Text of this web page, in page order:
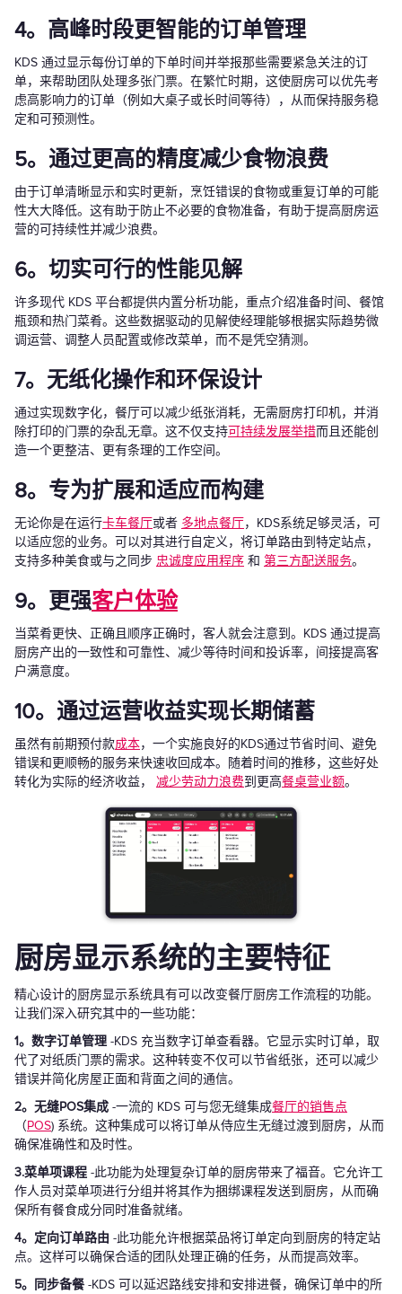
4。高峰时段更智能的订单管理
KDS 通过显示每份订单的下单时间并举报那些需要紧急关注的订
单，来帮助团队处理多张门票。在繁忙时期，这使厨房可以优先考
虑高影响力的订单（例如大桌子或长时间等待），从而保持服务稳
定和可预测性。
5。通过更高的精度减少食物浪费
由于订单清晰显示和实时更新，烹饪错误的食物或重复订单的可能
性大大降低。这有助于防止不必要的食物准备，有助于提高厨房运
营的可持续性并减少浪费。
6。切实可行的性能见解
许多现代 KDS 平台都提供内置分析功能，重点介绍准备时间、餐馆
瓶颈和热门菜肴。这些数据驱动的见解使经理能够根据实际趋势微
调运营、调整人员配置或修改菜单，而不是凭空猜测。
7。无纸化操作和环保设计
通过实现数字化，餐厅可以减少纸张消耗，无需厨房打印机，并消
除打印的门票的杂乱无章。这不仅支持可持续发展举措而且还能创
造一个更整洁、更有条理的工作空间。
8。专为扩展和适应而构建
无论你是在运行卡车餐厅或者 多地点餐厅，KDS系统足够灵活，可
以适应您的业务。可以对其进行自定义，将订单路由到特定站点，
支持多种美食或与之同步 忠诚度应用程序 和 第三方配送服务。
9。更强客户体验
当菜肴更快、正确且顺序正确时，客人就会注意到。KDS 通过提高
厨房产出的一致性和可靠性、减少等待时间和投诉率，间接提高客
户满意度。
10。通过运营收益实现长期储蓄
虽然有前期预付款成本，一个实施良好的KDS通过节省时间、避免
错误和更顺畅的服务来快速收回成本。随着时间的推移，这些好处
转化为实际的经济收益， 减少劳动力浪费到更高餐桌营业额。
厨房显示系统的主要特征
精心设计的厨房显示系统具有可以改变餐厅厨房工作流程的功能。
让我们深入研究其中的一些功能：
1。数字订单管理 -KDS 充当数字订单查看器。它显示实时订单，取
代了对纸质门票的需求。这种转变不仅可以节省纸张，还可以减少
错误并简化房屋正面和背面之间的通信。
2。无缝POS集成 -一流的 KDS 可与您无缝集成餐厅的销售点
（POS) 系统。这种集成可以将订单从侍应生无缝过渡到厨房，从而
确保准确性和及时性。
3.菜单项课程 -此功能为处理复杂订单的厨房带来了福音。它允许工
作人员对菜单项进行分组并将其作为捆绑课程发送到厨房，从而确
保所有餐食成分同时准备就绪。
4。定向订单路由 -此功能允许根据菜品将订单定向到厨房的特定站
点。这样可以确保合适的团队处理正确的任务，从而提高效率。
5。同步备餐 -KDS 可以延迟路线安排和安排进餐，确保订单中的所